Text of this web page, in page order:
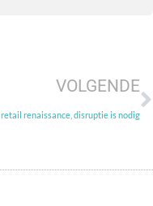
VOLGENDE
retail renaissance, disruptie is nodig